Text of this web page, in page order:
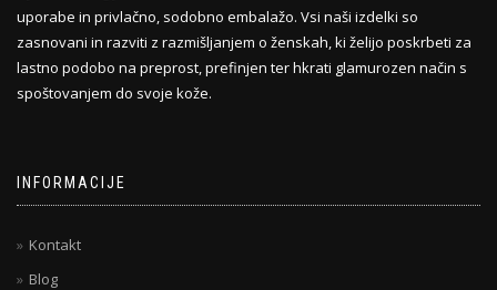
uporabe in privlačno, sodobno embalažo. Vsi naši izdelki so
zasnovani in razviti z razmišljanjem o ženskah, ki želijo poskrbeti za
lastno podobo na preprost, prefinjen ter hkrati glamurozen način s
spoštovanjem do svoje kože.
INFORMACIJE
Kontakt
Blog